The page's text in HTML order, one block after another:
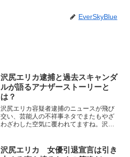
EverSkyBlue
沢尻エリカ逮捕と過去スキャンダ
ルが語るアナザーストーリーと
は？
沢尻エリカ容疑者逮捕のニュースが飛び
交い、芸能人の不祥事ネタでまたもやざ
わざわした空気に覆われてますね。沢尻
った映画クローズド•ノート舞台挨拶に於
ける「別に••」の発言...
沢尻エリカ 女優引退宣言は引き